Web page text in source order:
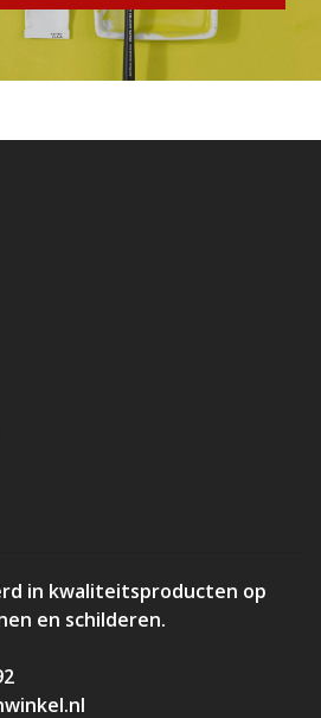
in kwaliteitsproducten op
en schilderen.